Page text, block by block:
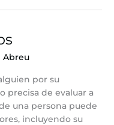
Abreu
por su
precisa de evaluar a
una persona puede
incluyendo su